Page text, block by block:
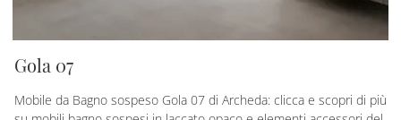
Gola 07
Mobile da Bagno sospeso Gola 07 di Archeda: clicca e scopri di più